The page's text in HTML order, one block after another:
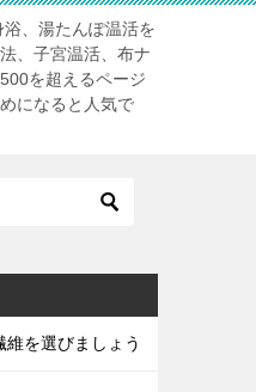
、湯たんぽ温活を
、子宮温活、布ナ
を超えるページ
になると人気で
を選びましょう